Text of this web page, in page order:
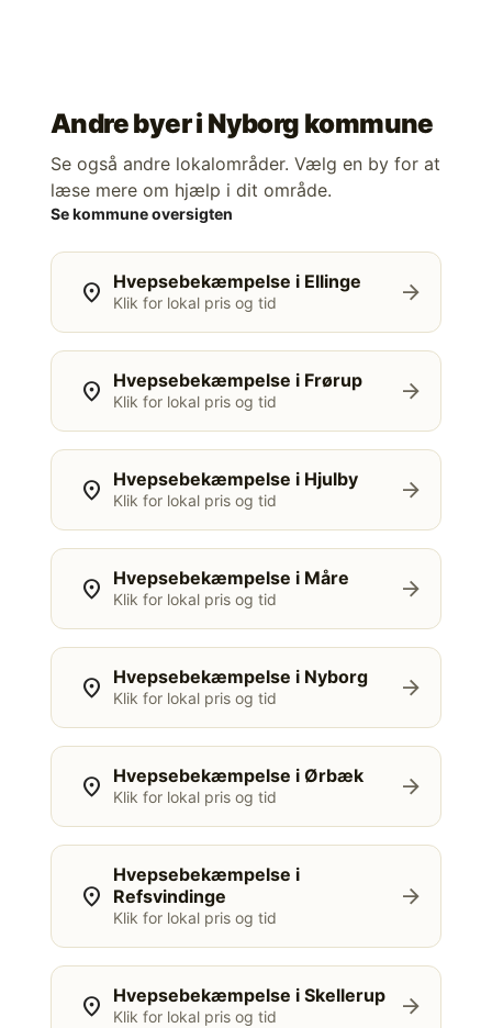
Andre byer i Nyborg kommune
Se også andre lokalområder. Vælg en by for at
læse mere om hjælp i dit område.
Se kommune oversigten
location_on Hvepsebekæmpelse i Ellinge
Klik for lokal pris og tid arrow_forward
location_on Hvepsebekæmpelse i Frørup
Klik for lokal pris og tid arrow_forward
location_on Hvepsebekæmpelse i Hjulby
Klik for lokal pris og tid arrow_forward
location_on Hvepsebekæmpelse i Måre
Klik for lokal pris og tid arrow_forward
location_on Hvepsebekæmpelse i Nyborg
Klik for lokal pris og tid arrow_forward
location_on Hvepsebekæmpelse i Ørbæk
Klik for lokal pris og tid arrow_forward
location_on
Hvepsebekæmpelse i
Refsvindinge
Klik for lokal pris og tid
arrow_forward
location_on Hvepsebekæmpelse i Skellerup
Klik for lokal pris og tid arrow_forward